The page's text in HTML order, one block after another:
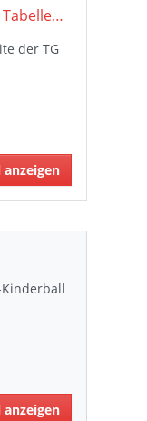
TG Wangen/Eisenharz 2 empfängt den Tabellenführer
der TG